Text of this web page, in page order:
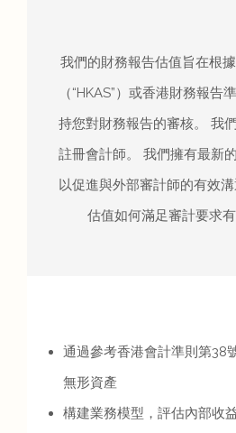
我們的財務報告估值旨在根
（“HKAS”）或香港財務報告
持您對財務報告的審核。 我
註冊會計師。 我們擁有最新
以促進與外部審計師的有效
估值如何滿足審計要求有
通過參考香港會計準則第38
無形資產
構建業務模型，評估內部收